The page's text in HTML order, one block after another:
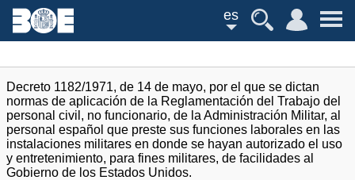
es
Decreto 1182/1971, de 14 de mayo, por el que se dictan
normas de aplicación de la Reglamentación del Trabajo del
personal civil, no funcionario, de la Administración Militar, al
personal español que preste sus funciones laborales en las
instalaciones militares en donde se hayan autorizado el uso
y entretenimiento, para fines militares, de facilidades al
Gobierno de los Estados Unidos.